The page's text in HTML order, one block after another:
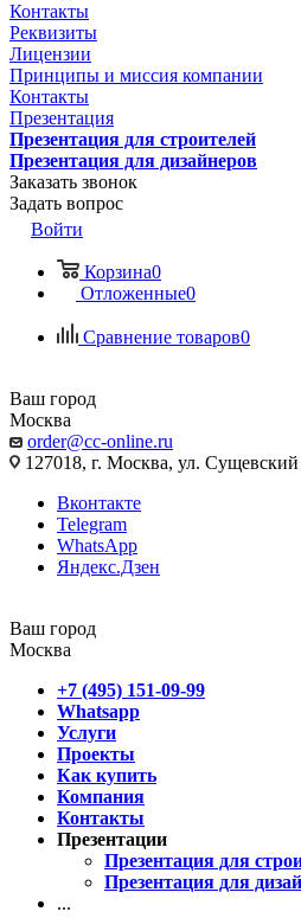
Контакты
Реквизиты
Лицензии
Принципы и миссия компании
Контакты
Презентация
Презентация для строителей
Презентация для дизайнеров
Заказать звонок
Задать вопрос
Войти
Корзина0
Отложенные0
Сравнение товаров0
Ваш город
Москва
order@cc-online.ru
127018, г. Москва, ул. Сущевский
Вконтакте
Telegram
WhatsApp
Яндекс.Дзен
Ваш город
Москва
+7 (495) 151-09-99
Whatsapp
Услуги
Проекты
Как купить
Компания
Контакты
Презентации
Презентация для
Презентация для
...